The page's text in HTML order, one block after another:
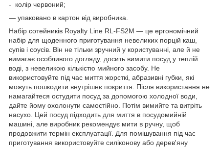
- колір червоний;
— упаковано в картон від виробника.
Набір сотейників Royalty Line RL-FS2M — це ергономічний
набір для щоденного приготування невеликих порцій каш,
супів і соусів. Він не тільки зручний у користуванні, але й не
вимагає особливого догляду, досить вимити посуд у теплій
воді, з невеликою кількістю мийного засобу. Не
використовуйте під час миття жорсткі, абразивні губки, які
можуть пошкодити внутрішнє покриття. Після використання не
намагайтеся остудити посуд за допомогою холодної води,
дайте йому охолонути самостійно. Потім вимийте та витріть
насухо. Цей посуд підходить для миття в посудомийній
машині, але виробник рекомендує мити в ручну, щоб
продовжити термін експлуатації. Для помішування під час
приготування використовуйте силіконову або дерев'яну